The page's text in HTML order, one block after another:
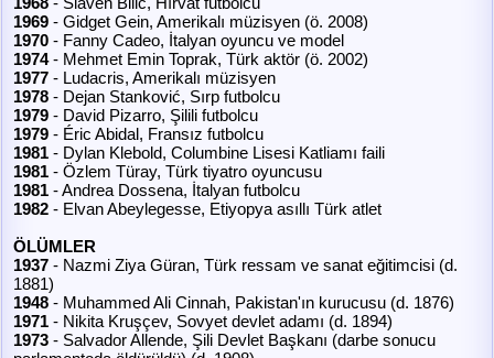
1969 - Gidget Gein, Amerikalı müzisyen (ö. 2008)
1970 - Fanny Cadeo, İtalyan oyuncu ve model
1974- Mehmet Emin Toprak, Türk aktör (ö. 2002)
1977 - Ludacris, Amerikalı müzisyen
1978 - Dejan Stanković, Sırp futbolcu
1979 - David Pizarro, Şilili futbolcu
1979 - Éric Abidal, Fransız futbolcu
1981 - Dylan Klebold, Columbine Lisesi Katliamı faili
1981 - Özlem Türay, Türk tiyatro oyuncusu
1981 - Andrea Dossena, İtalyan futbolcu
1982 - Elvan Abeylegesse, Etiyopya asıllı Türk atlet
ÖLÜMLER
1937 - Nazmi Ziya Güran, Türk ressam ve sanat eğitimcisi (d.
1881)
1948 - Muhammed Ali Cinnah, Pakistan'ın kurucusu (d. 1876)
1971 - Nikita Kruşçev, Sovyet devlet adamı (d. 1894)
1973 - Salvador Allende, Şili Devlet Başkanı (darbe sonucu